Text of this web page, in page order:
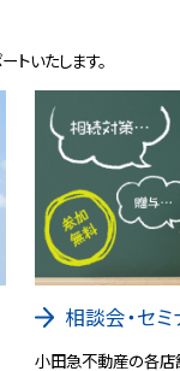
トいたします。
相談会・セ
小田急不動産の各店